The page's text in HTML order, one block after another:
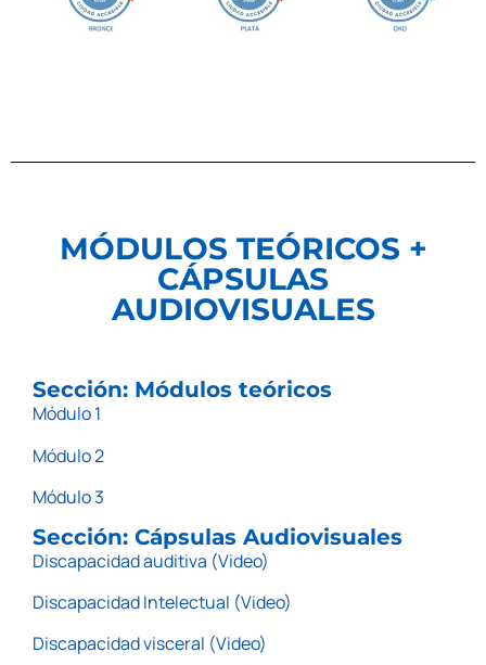
MÓDULOS TEÓRICOS +
CÁPSULAS
AUDIOVISUALES
Sección: Módulos teóricos
Módulo 1
Módulo 2
Módulo 3
Sección: Cápsulas Audiovisuales
Discapacidad auditiva (Video)
Discapacidad Intelectual (Video)
Discapacidad visceral (Video)